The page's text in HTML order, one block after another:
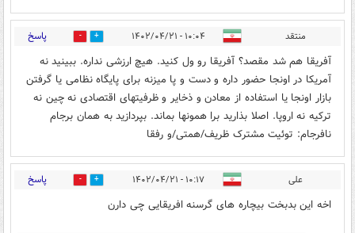
منتقد ۱۰:۰۴ - ۱۴۰۲/۰۴/۲۱ 0 پاسخ
آفریقا هم شد مقصد؟ آفریقا رو ول کنید. هیچ ارزشی نداره. ببینید نه
آمریکا در اونجا حضور داره و دست و پا میزنه برای پایگاه نظامی یا گرفتن
بازار اونجا یا استفاده از معادن و ذخایر و ظرفیتهای اقتصادی نه چین نه
ترکیه نه اروپا. اصلا بذارید برا همونها بماند. بپردازید به همان برجام
نافرجام: توئیت مشترک ظریف/همتی/و رفقا
علی ۱۰:۱۷ - ۱۴۰۲/۰۴/۲۱ 3 پاسخ
اخه این بدبخت بیچاره های گرسنه افریقایی چی دارن